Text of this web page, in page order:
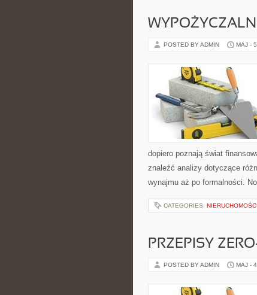
POSTED BY ADMIN MAJ -
dopiero poznają świat
znaleźć analizy dotyczące
wynajmu aż po formalności.
CATEGORIES: NIERUCHOMOŚCI
PRZEPISY
POSTED BY ADMIN MAJ -